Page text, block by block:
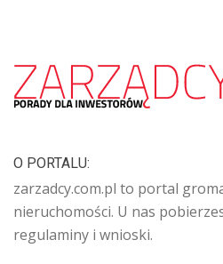
O PORTALU:
zarzadcy.com.pl to portal
nieruchomości. U nas
regulaminy i wnioski.